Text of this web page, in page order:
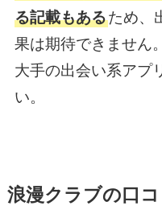
る記載もあるため、
果は期待できません
大手の出会い系アプ
い。
浪漫クラブの口コ